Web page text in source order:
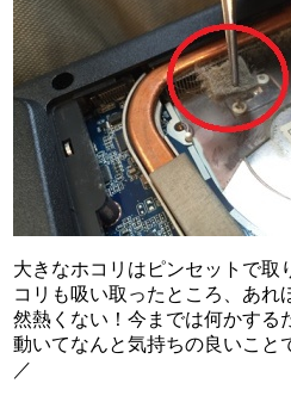
大きなホコリはピンセットで取
コリも吸い取ったところ、あれ
然熱くない！今までは何かする
動いてなんと気持ちの良いこと
／